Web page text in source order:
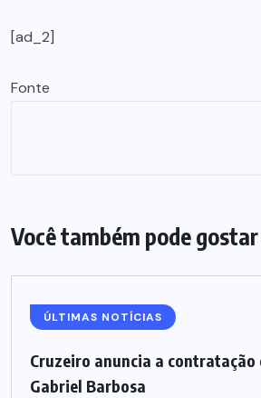
[ad_2]
Fonte
Você também pode gostar
ÚLTIMAS NOTÍCIAS
Cruzeiro anuncia a
Gabriel Barbosa